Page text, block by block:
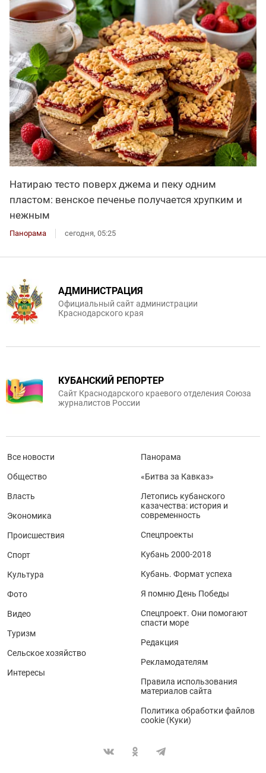
Натираю тесто поверх джема и пеку одним
пластом: венское печенье получается хрупким и
нежным
Панорама сегодня, 05:25
АДМИНИСТРАЦИЯ
Официальный сайт администрации
Краснодарского края
КУБАНСКИЙ РЕПОРТЕР
Сайт Краснодарского краевого отделения Союза
журналистов России
Все новости
Общество
Власть
Экономика
Происшествия
Спорт
Культура
Фото
Видео
Туризм
Сельское хозяйство
Интересы
Панорама
«Битва за Кавказ»
Летопись кубанского
казачества: история и
современность
Спецпроекты
Кубань 2000-2018
Кубань. Формат успеха
Я помню День Победы
Спецпроект. Они помогают
спасти море
Редакция
Рекламодателям
Правила использования
материалов сайта
Политика обработки файлов
cookie (Куки)